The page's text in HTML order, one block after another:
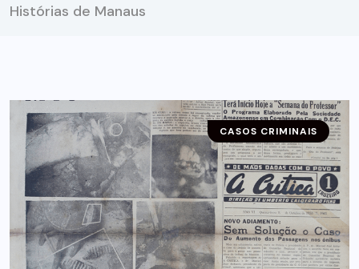
Histórias de Manaus
CASOS CRIMINAIS